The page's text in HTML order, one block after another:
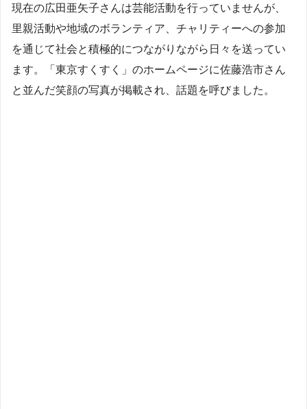
現在の広田亜矢子さんは芸能活動を行っていませんが、
里親活動や地域のボランティア、チャリティーへの参加
を通じて社会と積極的につながりながら日々を送ってい
ます。「東京すくすく」のホームページに佐藤浩市さん
と並んだ笑顔の写真が掲載され、話題を呼びました。